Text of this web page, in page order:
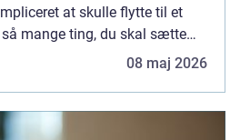
at skulle flytte til et
så mange ting, du skal sætte
noget som, hvor du skal ...
08 maj 2026